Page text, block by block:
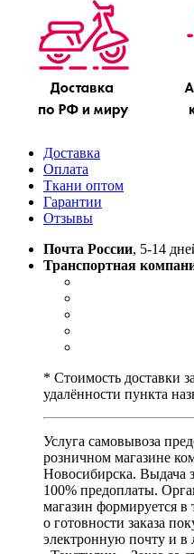
Доставка
Оплата
Ткани оптом
Гарантии
Отзывы
Почта России, 5-14
Транспортная
* Стоимость доставки
удалённости пункта
Услуга самовывоза
розничном магазине
Новосибирска. Выдача
100% предоплаты.
магазин формируется
о готовности заказа
электронную почту и в